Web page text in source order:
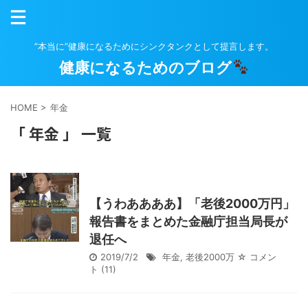
”本当に”健康になるためにシンクタンクとして提言します。
健康になるためのブログ
HOME > 年金
「 年金 」 一覧
【うわああああ】「老後2000万円」
報告書をまとめた金融庁担当局長が
退任へ
2019/7/2 年金, 老後2000万 ☆ コメン
ト (11)